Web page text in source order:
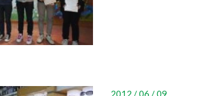
2012 / 06 / 09